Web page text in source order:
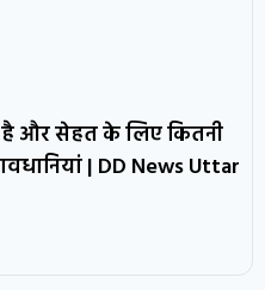
है और सेहत के लिए कितनी
| DD News Uttar